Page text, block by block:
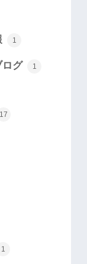
1
ログ 1
17
1